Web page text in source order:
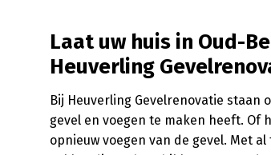
Laat uw huis in Oud-
Heuverling
Bij Heuverling Gevelrenovatie staan
gevel en voegen te maken heeft.
opnieuw voegen van de gevel. Met